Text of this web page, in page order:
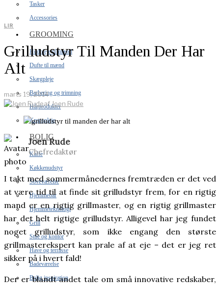
Tasker
Accessories
GROOMING
Hudpleje til mænd
Dufte til mænd
Skægpleje
Barbering og trimning
Hårprodukter
Kropspleje
BOLIG
Kaffe
Køkkenudstyr
Soveværelse
Hjemmebar
Hjemmeteknologi
Grill
Stue og kontor
Have og terrasse
Badeværelse
Bolig inspiration
LIR
Grilludstyr Til Manden Der Har
Alt
marts 19, 2014
afJoen Rude
Joen Rude
Chefredaktør
I takt med sommermånedernes fremtræden er det ved
at være tid til at finde sit grilludstyr frem, for en rigtig
mand er en rigtig grillmaster, og en rigtig grillmaster
har det helt rigtige grilludstyr. Alligevel har jeg fundet
noget grilludstyr, som ikke engang den største
grillmasterekspert kan prale af at eje – det er jeg ret
sikker på i hvert fald!
Der er blandt andet tale om små innovative redskaber,